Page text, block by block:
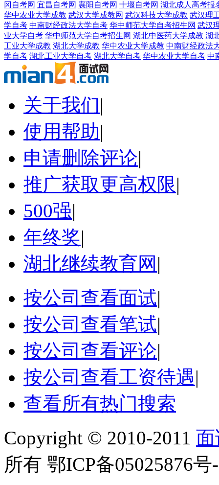
冈自考网 宜昌自考网 襄阳自考网 十堰自考网 湖北成人高考报
华中农业大学成教 武汉大学成教网 武汉科技大学成教 武汉理
学自考 中南财经政法大学自考 华中师范大学自考招生网 武汉
业大学自考 华中师范大学自考招生网 湖北中医药大学成教 湖
工业大学成教 湖北大学成教 华中农业大学成教 中南财经政法
学自考 湖北工业大学自考 湖北大学自考 华中农业大学自考 中
关于我们|
使用帮助|
申请删除评论|
推广获取更高权限|
500强|
年终奖|
湖北继续教育网 |
按公司查看面试|
按公司查看笔试|
按公司查看评论|
按公司查看工资待遇|
查看所有热门搜索
Copyright © 2010-2011
所有 鄂ICP备05025876号